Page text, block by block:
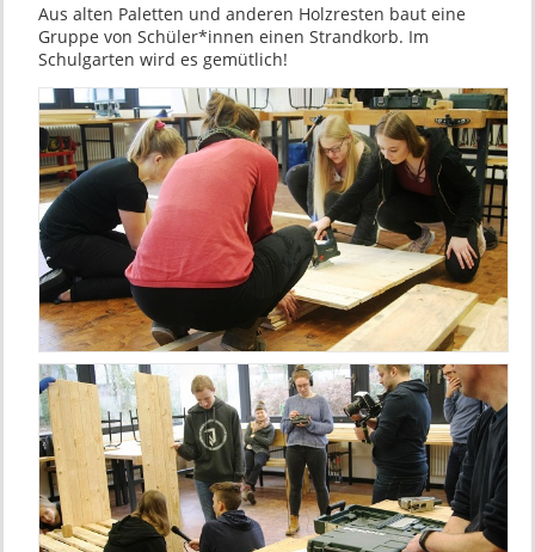
Aus alten Paletten und anderen Holzresten baut eine
Gruppe von Schüler*innen einen Strandkorb. Im
Schulgarten wird es gemütlich!